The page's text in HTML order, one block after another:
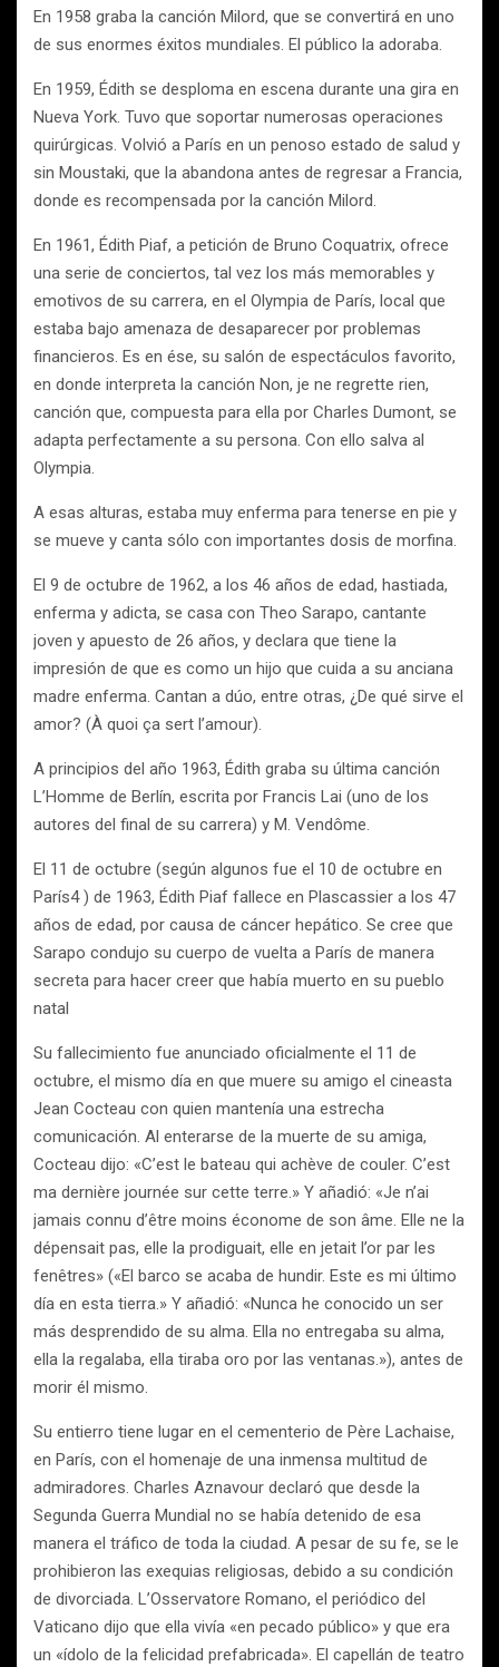
En 1958 graba la canción Milord, que se convertirá en uno
de sus enormes éxitos mundiales. El público la adoraba.
En 1959, Édith se desploma en escena durante una gira en
Nueva York. Tuvo que soportar numerosas operaciones
quirúrgicas. Volvió a París en un penoso estado de salud y
sin Moustaki, que la abandona antes de regresar a Francia,
donde es recompensada por la canción Milord.
En 1961, Édith Piaf, a petición de Bruno Coquatrix, ofrece
una serie de conciertos, tal vez los más memorables y
emotivos de su carrera, en el Olympia de París, local que
estaba bajo amenaza de desaparecer por problemas
financieros. Es en ése, su salón de espectáculos favorito,
en donde interpreta la canción Non, je ne regrette rien,
canción que, compuesta para ella por Charles Dumont, se
adapta perfectamente a su persona. Con ello salva al
Olympia.
A esas alturas, estaba muy enferma para tenerse en pie y
se mueve y canta sólo con importantes dosis de morfina.
El 9 de octubre de 1962, a los 46 años de edad, hastiada,
enferma y adicta, se casa con Theo Sarapo, cantante
joven y apuesto de 26 años, y declara que tiene la
impresión de que es como un hijo que cuida a su anciana
madre enferma. Cantan a dúo, entre otras, ¿De qué sirve el
amor? (À quoi ça sert l’amour).
A principios del año 1963, Édith graba su última canción
L’Homme de Berlín, escrita por Francis Lai (uno de los
autores del final de su carrera) y M. Vendôme.
El 11 de octubre (según algunos fue el 10 de octubre en
París4 ) de 1963, Édith Piaf fallece en Plascassier a los 47
años de edad, por causa de cáncer hepático. Se cree que
Sarapo condujo su cuerpo de vuelta a París de manera
secreta para hacer creer que había muerto en su pueblo
natal
Su fallecimiento fue anunciado oficialmente el 11 de
octubre, el mismo día en que muere su amigo el cineasta
Jean Cocteau con quien mantenía una estrecha
comunicación. Al enterarse de la muerte de su amiga,
Cocteau dijo: «C’est le bateau qui achève de couler. C’est
ma dernière journée sur cette terre.» Y añadió: «Je n’ai
jamais connu d’être moins économe de son âme. Elle ne la
dépensait pas, elle la prodiguait, elle en jetait l’or par les
fenêtres» («El barco se acaba de hundir. Este es mi último
día en esta tierra.» Y añadió: «Nunca he conocido un ser
más desprendido de su alma. Ella no entregaba su alma,
ella la regalaba, ella tiraba oro por las ventanas.»), antes de
morir él mismo.
Su entierro tiene lugar en el cementerio de Père Lachaise,
en París, con el homenaje de una inmensa multitud de
admiradores. Charles Aznavour declaró que desde la
Segunda Guerra Mundial no se había detenido de esa
manera el tráfico de toda la ciudad. A pesar de su fe, se le
prohibieron las exequias religiosas, debido a su condición
de divorciada. L’Osservatore Romano, el periódico del
Vaticano dijo que ella vivía «en pecado público» y que era
un «ídolo de la felicidad prefabricada». El capellán de teatro